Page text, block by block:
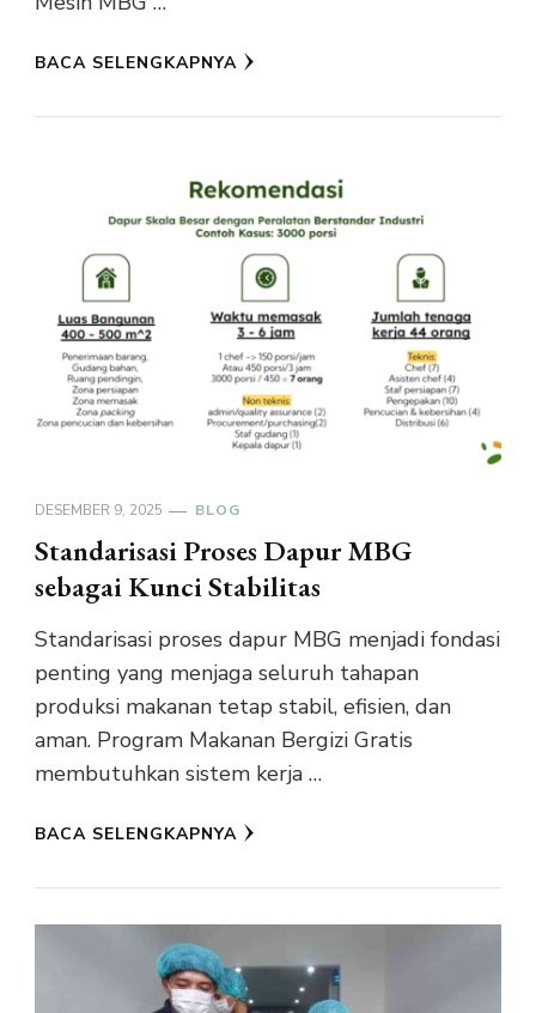
BACA SELENGKAPNYA
DESEMBER 9, 2025 BLOG
Standarisasi Proses Dapur MBG
sebagai Kunci Stabilitas
Standarisasi proses dapur MBG menjadi fondasi
penting yang menjaga seluruh tahapan
produksi makanan tetap stabil, efisien, dan
aman. Program Makanan Bergizi Gratis
membutuhkan sistem kerja …
BACA SELENGKAPNYA